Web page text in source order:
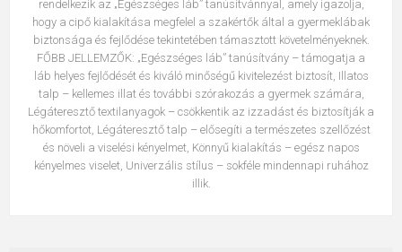
rendelkezik az „Egészséges láb” tanúsítvánnyal, amely igazolja,
hogy a cipő kialakítása megfelel a szakértők által a gyermeklábak
biztonsága és fejlődése tekintetében támasztott követelményeknek.
FŐBB JELLEMZŐK: „Egészséges láb” tanúsítvány – támogatja a
láb helyes fejlődését és kiváló minőségű kivitelezést biztosít, Illatos
talp – kellemes illat és további szórakozás a gyermek számára,
Légáteresztő textilanyagok – csökkentik az izzadást és biztosítják a
hőkomfortot, Légáteresztő talp – elősegíti a természetes szellőzést
és növeli a viselési kényelmet, Könnyű kialakítás – egész napos
kényelmes viselet, Univerzális stílus – sokféle mindennapi ruhához
illik.